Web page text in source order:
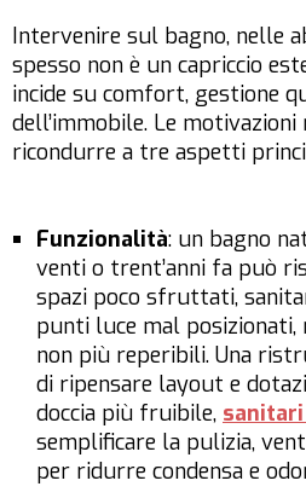
Intervenire sul bagno, nelle
spesso non è un capriccio
incide su comfort, gestione
dell’immobile. Le
ricondurre a tre aspetti
Funzionalità: un bagno
venti o trent’anni fa può
spazi poco sfruttati,
punti luce mal posizionati,
non più reperibili. Una
di ripensare layout e
doccia più fruibile,
semplificare la pulizia,
per ridurre condensa e